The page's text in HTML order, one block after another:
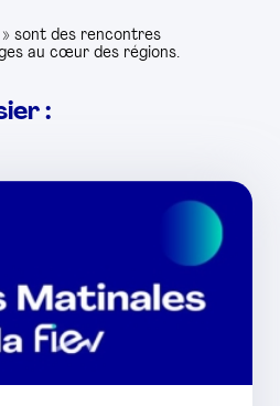
» sont des rencontres
au cœur des régions.
: